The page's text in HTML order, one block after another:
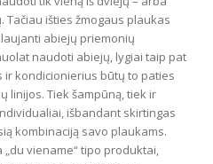
išties žmogaus plaukas
abiejų priemonių
naudoti abiejų, lygiai taip pat
ir kondicionierius būtų to paties
linijos. Tiek šampūną, tiek ir
išbandant skirtingas
kombinaciją savo plaukams.
viename“ tipo produktai,